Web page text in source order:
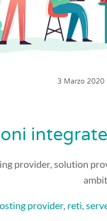
3 Marzo 2020
provider, solution
provider, reti,